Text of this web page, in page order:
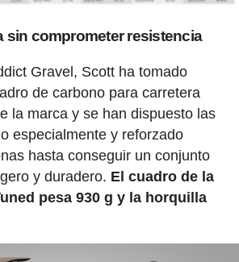
sin comprometer resistencia
Gravel, Scott ha tomado
de carbono para carretera
la marca y se han dispuesto las
especialmente y reforzado
hasta conseguir un conjunto
y duradero. El cuadro de la
pesa 930 g y la horquilla